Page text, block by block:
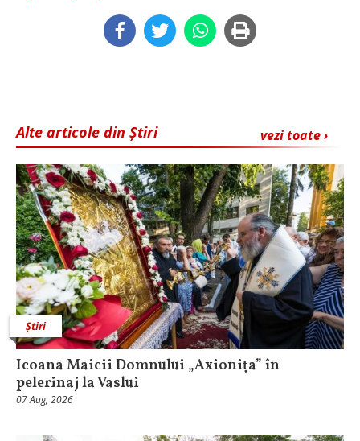
vezi toate ›
Alte articole din Știri
Știri
Icoana Maicii Domnului „Axionița” în
pelerinaj la Vaslui
07 Aug, 2026